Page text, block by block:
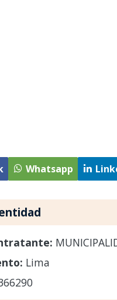
Whatsapp
Lima